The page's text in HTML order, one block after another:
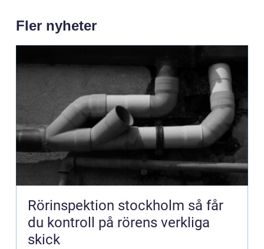
Fler nyheter
Rörinspektion stockholm så får
du kontroll på rörens verkliga
skick